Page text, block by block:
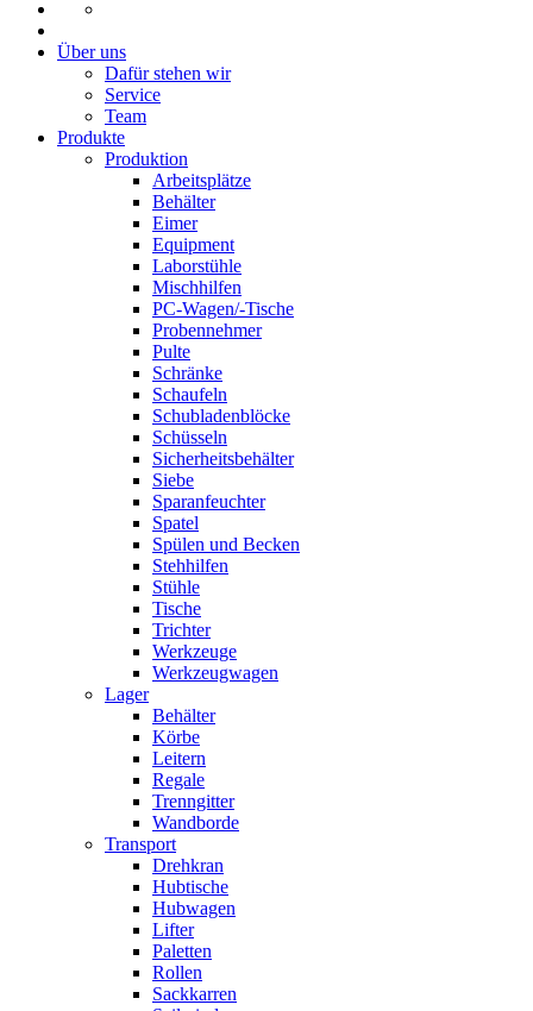
Über uns
Dafür stehen wir
Service
Team
Produkte
Produktion
Arbeitsplätze
Behälter
Eimer
Equipment
Laborstühle
Mischhilfen
PC-Wagen/-Tische
Probennehmer
Pulte
Schränke
Schaufeln
Schubladenblöcke
Schüsseln
Sicherheitsbehälter
Siebe
Sparanfeuchter
Spatel
Spülen und Becken
Stehhilfen
Stühle
Tische
Trichter
Werkzeuge
Werkzeugwagen
Lager
Behälter
Körbe
Leitern
Regale
Trenngitter
Wandborde
Transport
Drehkran
Hubtische
Hubwagen
Lifter
Paletten
Rollen
Sackkarren